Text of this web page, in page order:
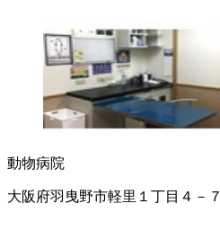
動物病院
大阪府羽曳野市軽里１丁目４－７